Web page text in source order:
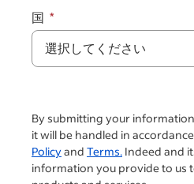
国
By submitting your
it will be handled in
Policyand Terms. Indeed and
information you provide to us